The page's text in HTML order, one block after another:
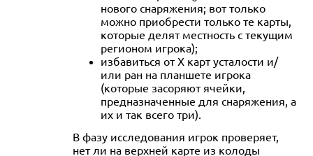
нового снаряжения; вот только
можно приобрести только те карты,
которые делят местность с текущим
регионом игрока);
избавиться от X карт усталости и/
или ран на планшете игрока
(которые засоряют ячейки,
предназначенные для снаряжения, а
их и так всего три).
В фазу исследования игрок проверяет,
нет ли на верхней карте из колоды